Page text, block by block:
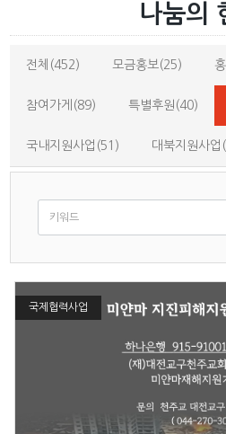
나눔의
전체(452) 모금홍보(25)
참여가게(89) 특별후원(40)
국내지원사업(51) 대북지원사업
국제협력사업